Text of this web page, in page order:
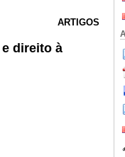
ARTIGOS
direito à